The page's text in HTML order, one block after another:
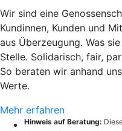
Wir sind eine
Kundinnen, Kunden und
aus Überzeugung. Was
Stelle. Solidarisch, fair,
So beraten wir anhand
Werte.
Mehr erfahren
Hinweis auf Beratung: